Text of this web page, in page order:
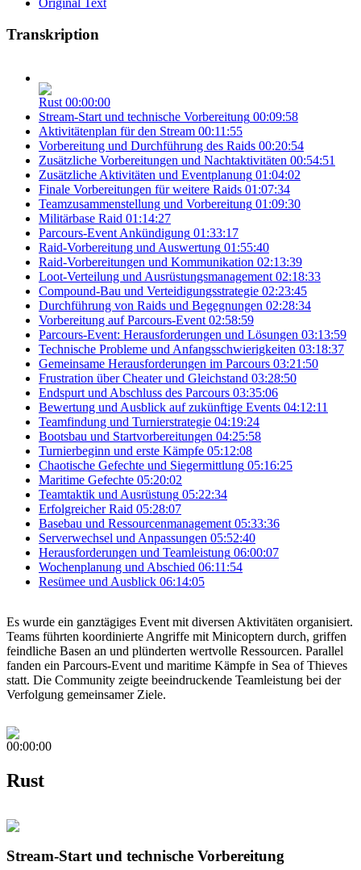
Transkription
Rust 00:00:00
Stream-Start und technische Vorbereitung 00:09:58
Aktivitätenplan für den Stream 00:11:55
Vorbereitung und Durchführung des Raids 00:20:54
Zusätzliche Vorbereitungen und Nachtaktivitäten 00:54:51
Zusätzliche Aktivitäten und Eventplanung 01:04:02
Finale Vorbereitungen für weitere Raids 01:07:34
Teamzusammenstellung und Vorbereitung 01:09:30
Militärbase Raid 01:14:27
Parcours-Event Ankündigung 01:33:17
Raid-Vorbereitung und Auswertung 01:55:40
Raid-Vorbereitungen und Kommunikation 02:13:39
Loot-Verteilung und Ausrüstungsmanagement 02:18:33
Compound-Bau und Verteidigungsstrategie 02:23:45
Durchführung von Raids und Begegnungen 02:28:34
Vorbereitung auf Parcours-Event 02:58:59
Parcours-Event: Herausforderungen und Lösungen 03:13:59
Technische Probleme und Anfangsschwierigkeiten 03:18:37
Gemeinsame Herausforderungen im Parcours 03:21:50
Frustration über Cheater und Gleichstand 03:28:50
Endspurt und Abschluss des Parcours 03:35:06
Bewertung und Ausblick auf zukünftige Events 04:12:11
Teamfindung und Turnierstrategie 04:19:24
Bootsbau und Startvorbereitungen 04:25:58
Turnierbeginn und erste Kämpfe 05:12:08
Chaotische Gefechte und Siegermittlung 05:16:25
Maritime Gefechte 05:20:02
Teamtaktik und Ausrüstung 05:22:34
Erfolgreicher Raid 05:28:07
Basebau und Ressourcenmanagement 05:33:36
Serverwechsel und Anpassungen 05:52:40
Herausforderungen und Teamleistung 06:00:07
Wochenplanung und Abschied 06:11:54
Resümee und Ausblick 06:14:05
Es wurde ein ganztägiges Event mit diversen Aktivitäten organisiert.
Teams führten koordinierte Angriffe mit Minicoptern durch, griffen
feindliche Basen an und plünderten wertvolle Ressourcen. Parallel
fanden ein Parcours-Event und maritime Kämpfe in Sea of Thieves
statt. Die Community zeigte beeindruckende Teamleistung bei der
Verfolgung gemeinsamer Ziele.
00:00:00
Rust
Stream-Start und technische Vorbereitung